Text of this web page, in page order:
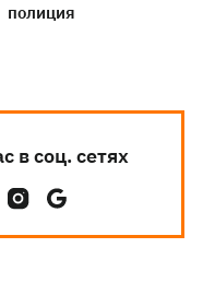
полиция
в соц. сетях